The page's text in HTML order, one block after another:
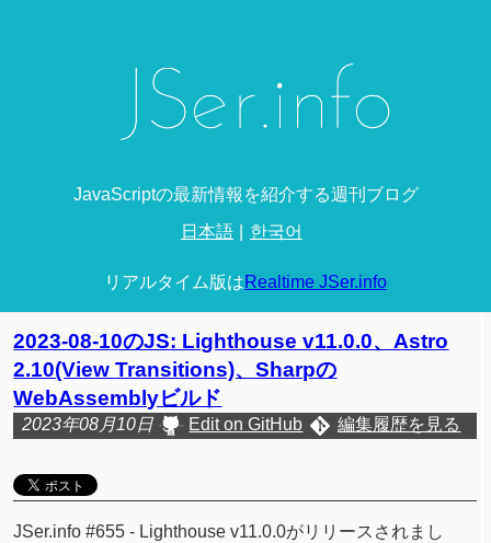
JavaScriptの最新情報を紹介する週刊ブログ
日本語 한국어
リアルタイム版はRealtime JSer.info
2023-08-10のJS: Lighthouse v11.0.0、Astro
2.10(View Transitions)、Sharpの
WebAssemblyビルド
2023年08月10日 Edit on GitHub 編集履歴を見る
JSer.info #655 - Lighthouse v11.0.0がリリースされまし